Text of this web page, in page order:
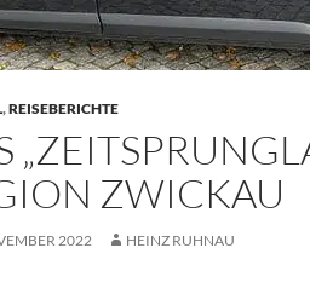
,REISEBERICHTE
ZWICKAU
2022 HEINZ RUHNAU